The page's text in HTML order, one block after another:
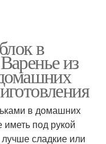
в
из
в домашних
под рукой
сладкие или